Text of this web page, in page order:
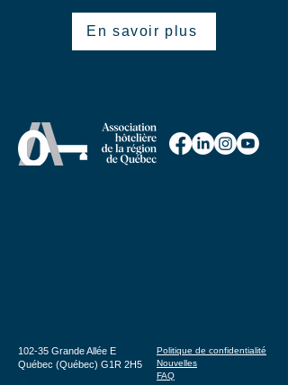
En savoir plus
Politique de confidentialité
Nouvelles
FAQ
102-35 Grande Allée E
Québec (Québec) G1R 2H5